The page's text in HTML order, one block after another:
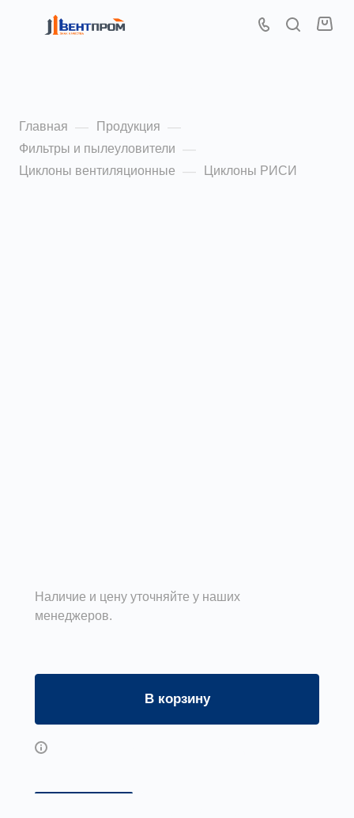
Главная — Продукция —
Фильтры и пылеуловители —
Циклоны вентиляционные — Циклоны РИСИ
Наличие и цену уточняйте у наших
менеджеров.
В корзину